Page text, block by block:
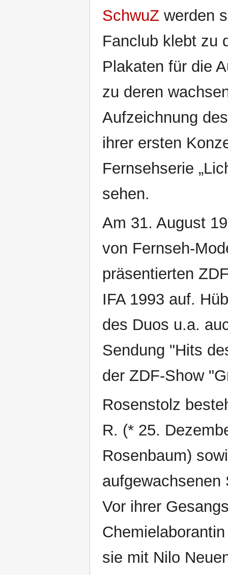
SchwuZ werden
Fanclub klebt zu
Plakaten für die
zu deren
Aufzeichnung
ihrer ersten
Fernsehserie
sehen.
Am 31. August
von Fernseh-
präsentierten
IFA 1993 auf.
des Duos u.a.
Sendung "Hits
der ZDF-Show
Rosenstolz
R. (* 25.
Rosenbaum)
aufgewachsenen
Vor ihrer
sie mit Nilo